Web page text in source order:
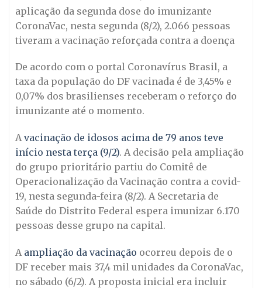
aplicação da segunda dose do imunizante
CoronaVac, nesta segunda (8/2), 2.066 pessoas
tiveram a vacinação reforçada contra a doença
De acordo com o portal Coronavírus Brasil, a
taxa da população do DF vacinada é de 3,45% e
0,07% dos brasilienses receberam o reforço do
imunizante até o momento.
Avacinação de idosos acima de 79 anos teve
início nesta terça (9/2). A decisão pela ampliação
do grupo prioritário partiu do Comitê de
Operacionalização da Vacinação contra a covid-
19, nesta segunda-feira (8/2). A Secretaria de
Saúde do Distrito Federal espera imunizar 6.170
pessoas desse grupo na capital.
A ampliação da vacinação ocorreu depois de o
DF receber mais 37,4 mil unidades da CoronaVac,
no sábado (6/2). A proposta inicial era incluir